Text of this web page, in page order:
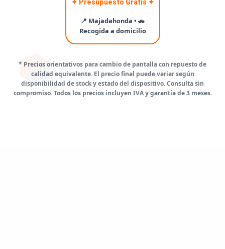
✦ Presupuesto Gratis ✦
📍 Majadahonda • 🚗
Recogida a domicilio
* Precios orientativos para cambio de pantalla con repuesto de
calidad equivalente. El precio final puede variar según
disponibilidad de stock y estado del dispositivo. Consulta sin
compromiso. Todos los precios incluyen IVA y garantía de 3 meses.